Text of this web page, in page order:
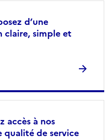
d’une
claire, simple et
accès à nos
qualité de service